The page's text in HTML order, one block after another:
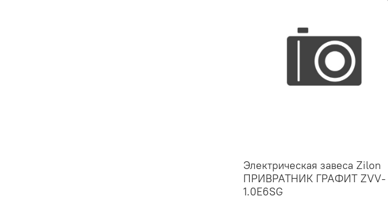
Электрическая завеса Zilon
ПРИВРАТНИК ГРАФИТ ZVV-
1.0E6SG